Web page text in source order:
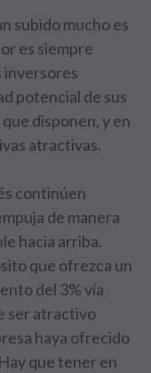
subido mucho es
es siempre
inversores
potencial de sus
disponen, y en
atractivas.
continúen
de manera
hacia arriba.
que ofrezca un
del 3% vía
ser atractivo
haya ofrecido
que tener en